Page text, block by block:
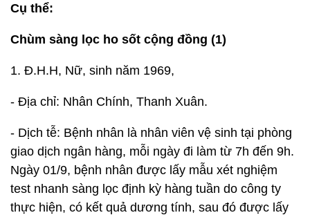
Cụ thể:
Chùm sàng lọc ho sốt cộng đồng (1)
1. Đ.H.H, Nữ, sinh năm 1969,
- Địa chỉ: Nhân Chính, Thanh Xuân.
- Dịch tễ: Bệnh nhân là nhân viên vệ sinh tại phòng
giao dịch ngân hàng, mỗi ngày đi làm từ 7h đến 9h.
Ngày 01/9, bệnh nhân được lấy mẫu xét nghiệm
test nhanh sàng lọc định kỳ hàng tuần do công ty
thực hiện, có kết quả dương tính, sau đó được lấy